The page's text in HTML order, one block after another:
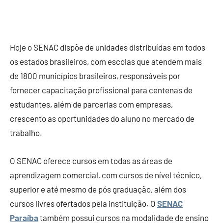
Hoje o SENAC dispõe de unidades distribuídas em todos
os estados brasileiros, com escolas que atendem mais
de 1800 municípios brasileiros, responsáveis por
fornecer capacitação profissional para centenas de
estudantes, além de parcerias com empresas,
crescento as oportunidades do aluno no mercado de
trabalho.
O SENAC oferece cursos em todas as áreas de
aprendizagem comercial, com cursos de nível técnico,
superior e até mesmo de pós graduação, além dos
cursos livres ofertados pela instituição. O SENAC
Paraíbatambém possui cursos na modalidade de ensino